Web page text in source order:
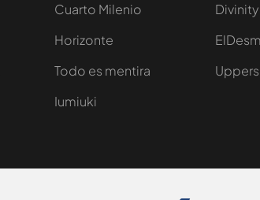
Cuarto Milenio
Horizonte
Todo es mentira
Iumiuki
Divinity
Uppers